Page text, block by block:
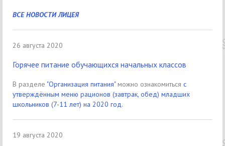
ВСЕ НОВОСТИ ЛИЦЕЯ
26 августа 2020
Горячее питание обучающихся начальных классов
В разделе "Организация питания"можно ознакомиться с
утверждённым меню рационов (завтрак, обед) младших
школьников (7-11 лет) на 2020 год.
19 августа 2020